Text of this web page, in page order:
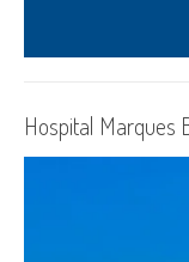
Hospital Marques